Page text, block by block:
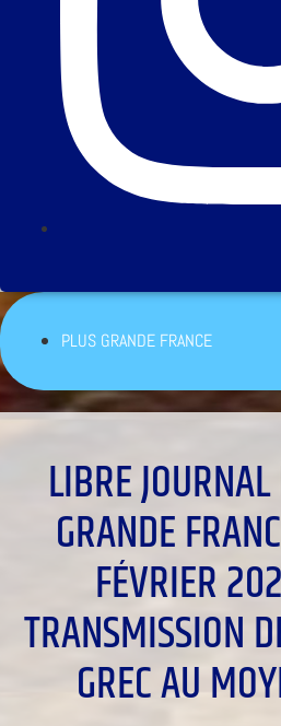
PLUS GRANDE FRANCE
LIBRE
GRANDE
FÉVRIER
TRANSMISSION
GREC AU